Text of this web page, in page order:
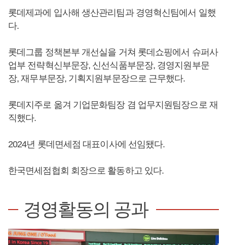
롯데제과에 입사해 생산관리팀과 경영혁신팀에서 일했
다.
롯데그룹 정책본부 개선실을 거쳐 롯데쇼핑에서 슈퍼사
업부 전략혁신부문장, 신선식품부문장, 경영지원부문
장, 재무부문장, 기획지원부문장으로 근무했다.
롯데지주로 옮겨 기업문화팀장 겸 업무지원팀장으로 재
직했다.
2024년 롯데면세점 대표이사에 선임됐다.
한국면세점협회 회장으로 활동하고 있다.
경영활동의 공과